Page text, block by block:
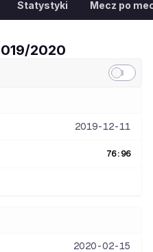
Statystyki Mecz po
2020
2019-12-11
76: 96
2020-02-15